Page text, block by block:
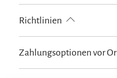
Richtlinien
Nichtraucherunterkunft
Bereiche sind
Zahlungsoptionen vor